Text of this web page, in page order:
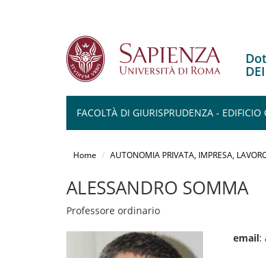
FACOLTÀ DI GIURISPRUDENZA -
Home AUTONOMIA PRIVATA, IMPRESA,
ALESSANDRO SOMMA
Professore ordinario
email: